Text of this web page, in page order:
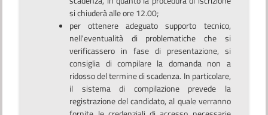
si chiuderà alle ore 12.00;
per ottenere adeguato supporto tecnico,
nell'eventualità di problematiche che si
verificassero in fase di presentazione, si
consiglia di compilare la domanda non a
ridosso del termine di scadenza. In particolare,
il sistema di compilazione prevede la
registrazione del candidato, al quale verranno